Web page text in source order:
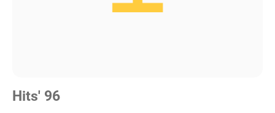
Hits' 96